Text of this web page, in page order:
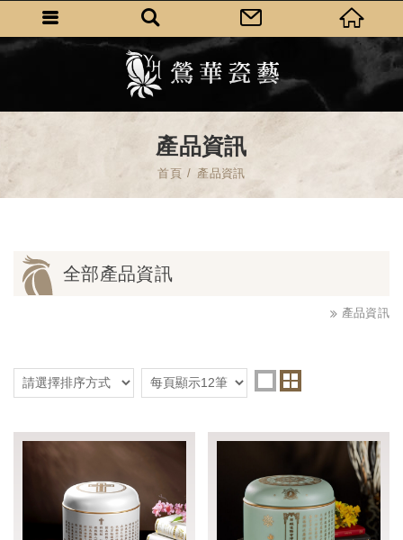
產品資訊
首頁 產品資訊
全部產品資訊
產品資訊